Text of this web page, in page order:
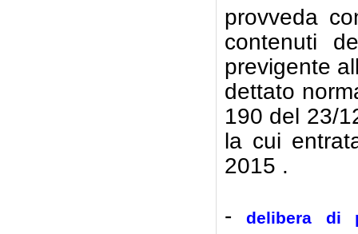
provveda
contenuti
previgente
dettato
190 del 23/
la cui
2015 .
- delibera di